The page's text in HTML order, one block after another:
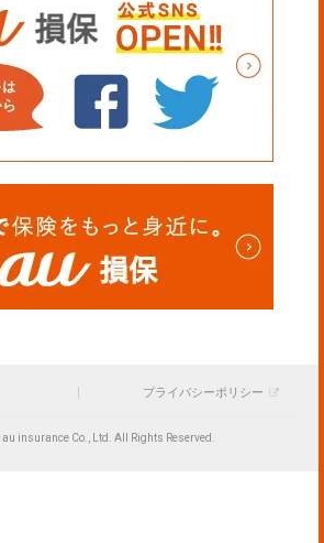
プライバシーポリシー
insurance Co., Ltd. All Rights Reserved.